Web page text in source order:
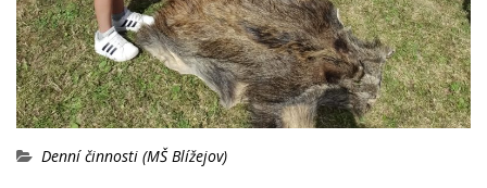
Denní činnosti (MŠ Blížejov)